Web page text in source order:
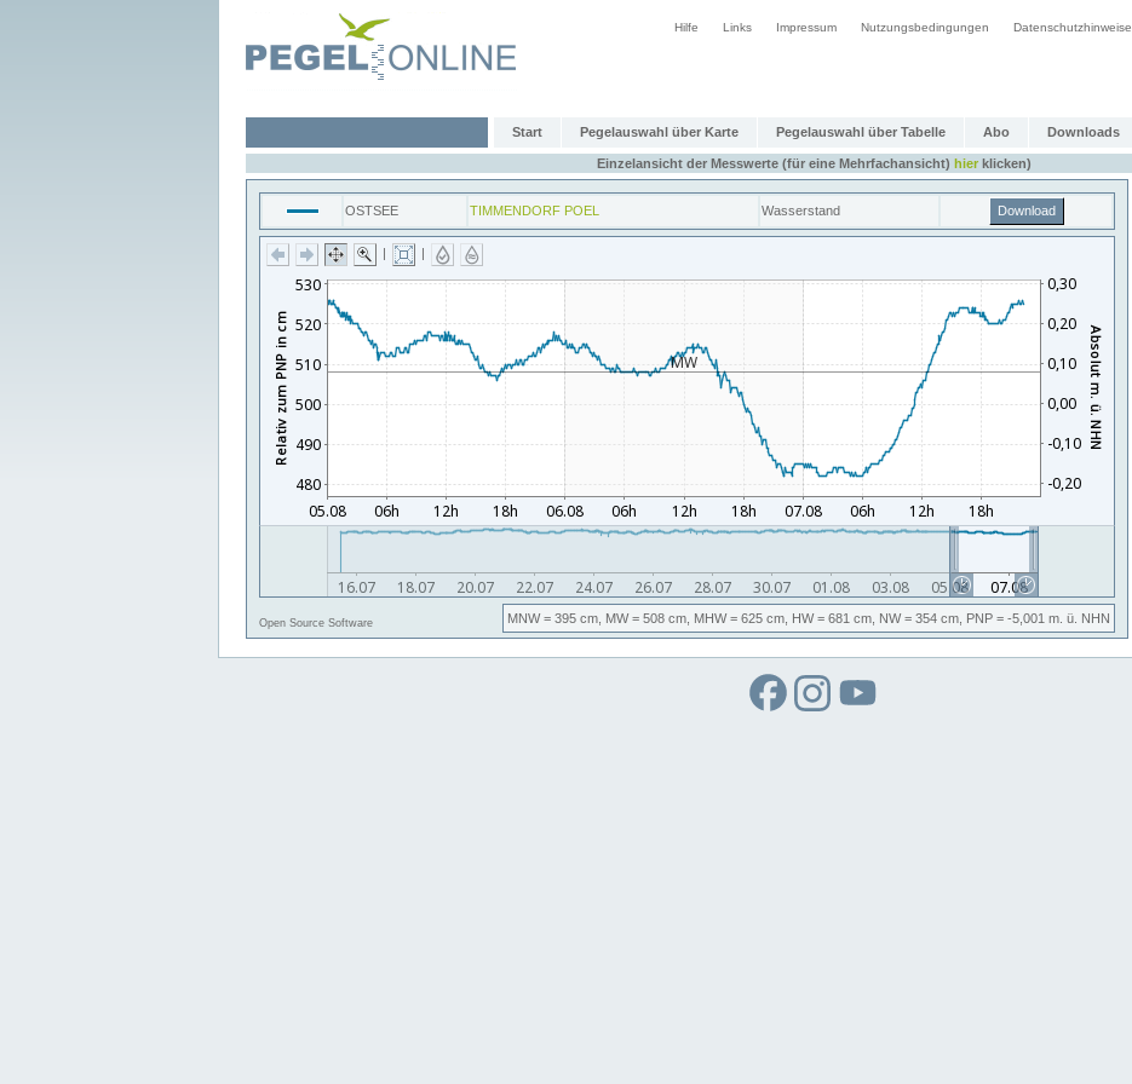
Hilfe Links Impressum Nutzungsbedingungen Datenschutzhinweise
Start Pegelauswahl über Karte Pegelauswahl über Tabelle Abo Downloads
Einzelansicht der Messwerte (für eine Mehrfachansicht) hierklicken)
OSTSEE TIMMENDORF POEL Wasserstand Download
| |
Open Source Software MNW= 395 cm, MW= 508 cm, MHW= 625 cm, HW= 681 cm, NW= 354 cm, PNP = -5,001 m. ü. NHN